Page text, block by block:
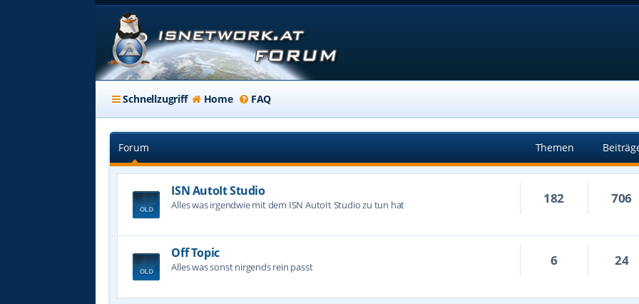
Schnellzugriff Home FAQ
Forum Themen
ISN AutoIt Studio
Alles was irgendwie mit dem ISN AutoIt Studio zu tun hat 182 706
Off Topic
Alles was sonst nirgends rein passt 6 24